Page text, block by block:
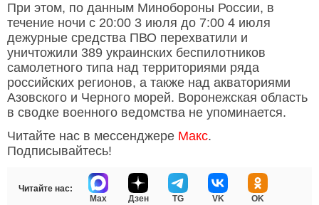
При этом, по данным Минобороны России, в
течение ночи с 20:00 3 июля до 7:00 4 июля
дежурные средства ПВО перехватили и
уничтожили 389 украинских беспилотников
самолетного типа над территориями ряда
российских регионов, а также над акваториями
Азовского и Черного морей. Воронежская область
в сводке военного ведомства не упоминается.
Читайте нас в мессенджере Макс.
Подписывайтесь!
Читайте нас:
Max
Дзен TG VK OK